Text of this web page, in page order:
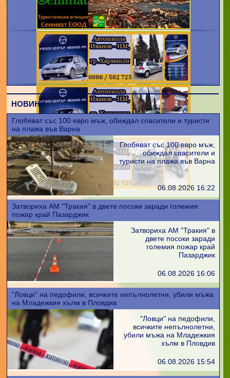
НОВИНИ
Глобяват със 100 евро мъж, обиждал спасители и туристи
на плажа във Варна
Глобяват със 100 евро мъж,
обиждал спасители и
туристи на плажа във Варна
06.08.2026 16:22
Затвориха АМ "Тракия" в двете посоки заради големия
пожар край Пазарджик
Затвориха АМ "Тракия" в
двете посоки заради
големия пожар край
Пазарджик
06.08.2026 16:06
"Ловци" на педофили, всичките непълнолетни, убили мъжа
на Младежкия хълм в Пловдив
"Ловци" на педофили,
всичките непълнолетни,
убили мъжа на Младежкия
хълм в Пловдив
06.08.2026 15:54